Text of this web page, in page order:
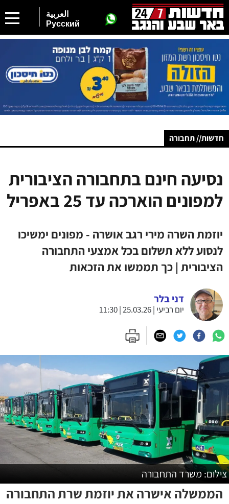
العربية
Русский
חדשות// תחבורה
נסיעה חינם בתחבורה הציבורית
למפונים הוארכה עד 25 באפריל
יוזמת השרה מירי רגב אושרה - מפונים ימשיכו
לנסוע ללא תשלום בכל אמצעי התחבורה
הציבורית | כך תממשו את הזכאות
דני בלר
יום רביעי | 25.03.26 | 11:30
צילום: משרד התחבורה
הממשלה אישרה את יוזמת שרת התחבורה